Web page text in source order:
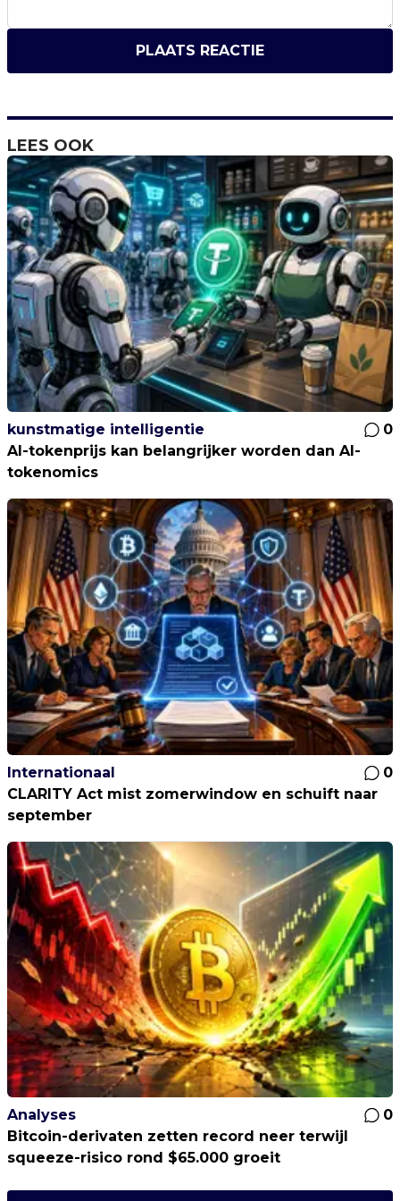
PLAATS REACTIE
LEES OOK
kunstmatige intelligentie
0
AI-tokenprijs kan belangrijker worden dan AI-
tokenomics
Internationaal
0
CLARITY Act mist zomerwindow en schuift naar
september
Analyses
0
Bitcoin-derivaten zetten record neer terwijl
squeeze-risico rond $65.000 groeit